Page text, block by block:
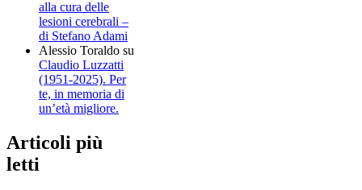
alla cura delle
lesioni cerebrali –
di Stefano Adami
Alessio Toraldo su
Claudio Luzzatti
(1951-2025). Per
te, in memoria di
un’età migliore.
Articoli più
letti